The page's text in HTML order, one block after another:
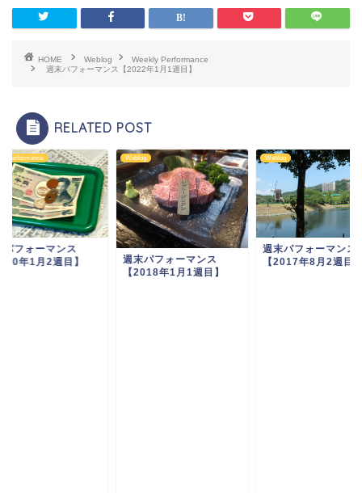
HOME Weblog
Weekly Performance
週末パフォーマンス【2022年1月1週目】
RELATED POST
Performance
パフォーマンス
年1月2週目】
Weblog
週末パフォーマンス
【2018年1月1週目】
Weblog
週末パフォーマンス
【2017年8月2週目